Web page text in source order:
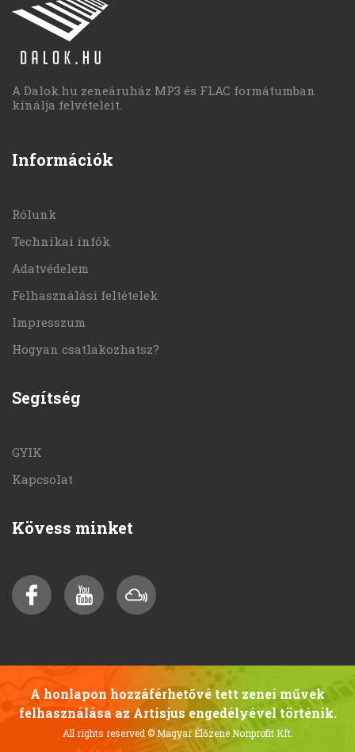
A Dalok.hu zeneáruház MP3 és FLAC formátumban
kínálja felvételeit.
Információk
Rólunk
Technikai infók
Adatvédelem
Felhasználási feltételek
Impresszum
Hogyan csatlakozhatsz?
Segítség
GYIK
Kapcsolat
Kövess minket
A honlapon hozzáférhetővé tett zenei művek
felhasználása az Artisjus engedélyével történik.
All rights reserved © Magyar Élőzene Nonprofit Kft.